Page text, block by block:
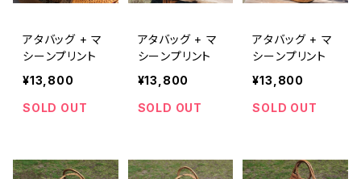
アタバッグ + マ
シーンプリント
¥13,800
SOLD OUT
アタバッグ + マ
シーンプリント
¥13,800
SOLD OUT
アタバッグ + マ
シーンプリント
¥13,800
SOLD OUT